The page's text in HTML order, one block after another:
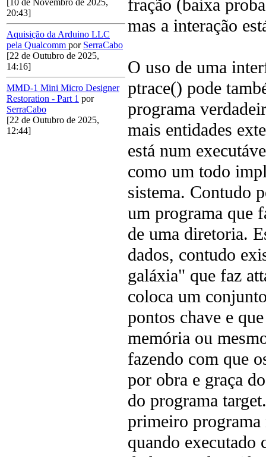
[10 de Novembro de 2025,
20:43]
Aquisição da Arduino LLC
pela Qualcomm por SerraCabo
[22 de Outubro de 2025,
14:16]
MMD-1 Mini Micro Designer
Restoration - Part 1 por
SerraCabo
[22 de Outubro de 2025,
12:44]
fração (baixa
mas a interação
O uso de uma
ptrace() pode
programa
mais entidades
está num
como um todo
sistema. Contudo
um programa que
de uma diretoria.
dados, contudo
galáxia" que faz
coloca um
pontos chave e
memória ou
fazendo com que
por obra e graça
do programa
primeiro programa
quando executado